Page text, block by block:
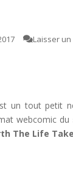
Laisser
un tout petit
webcomic du
The Life